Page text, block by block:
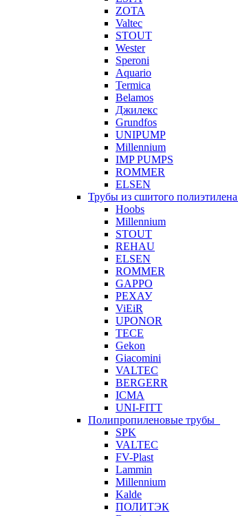
ZOTA
Valtec
STOUT
Wester
Speroni
Aquario
Termica
Belamos
Джилекс
Grundfos
UNIPUMP
Millennium
IMP PUMPS
ROMMER
ELSEN
Трубы из сшитого полиэтилена
Hoobs
Millennium
STOUT
REHAU
ELSEN
ROMMER
GAPPO
РЕХАУ
ViEiR
UPONOR
TECE
Gekon
Giacomini
VALTEC
BERGERR
ICMA
UNI-FITT
Полипропиленовые трубы
SPK
VALTEC
FV-Plast
Lammin
Millennium
Kalde
ПОЛИТЭК